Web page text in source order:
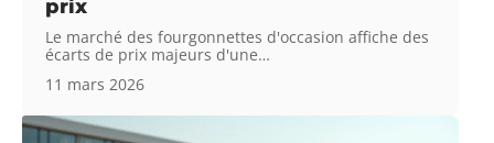
prix
Le marché des fourgonnettes d'occasion affiche des
écarts de prix majeurs d'une…
11 mars 2026